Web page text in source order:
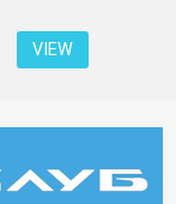
VIEW